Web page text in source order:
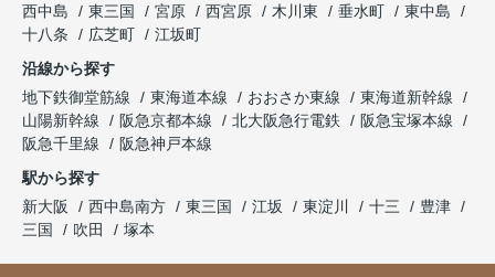
西中島
東三国 宮原 西宮原 木川東 垂水町
東中島
十八条
広芝町
江坂町
沿線から探す
地下鉄御堂筋線
東海道本線 おおさか東線
東海道新幹線
山陽新幹線
阪急京都本線 北大阪急行電鉄
阪急宝塚本線
阪急千里線
阪急神戸本線
駅から探す
新大阪
西中島南方 東三国 江坂 東淀川 十三
豊津
三国
吹田 塚本